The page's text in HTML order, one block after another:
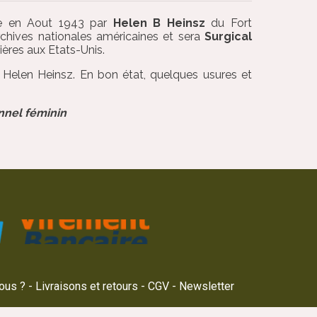
en Aout 1943 par Helen B Heinsz du Fort
nationales américaines et sera Surgical
aux Etats-Unis.
Heinsz. En bon état, quelques usures et
féminin
? Livraisons et retours CGV Newsletter